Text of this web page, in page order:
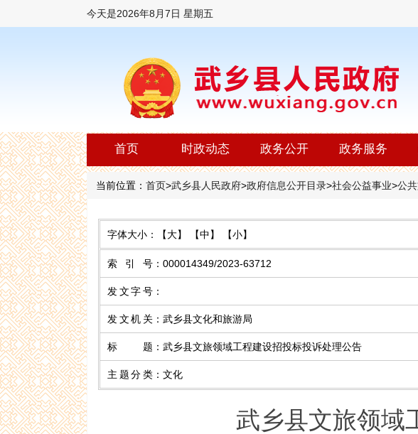
今天是2026年8月7日 星期五
首页 时政动态 政务公开 政务服务
当前位置： 首页>武乡县人民政府>政府信息公开目录>社会公益事业>公
字体大小： 【大】 【中】 【小】
索 引 号 ： 000014349/2023-63712
发文字号 ：
发文机关 ： 武乡县文化和旅游局
标 题 ： 武乡县文旅领域工程建设招投标投诉处理公告
主题分类 ： 文化
武乡县文旅领域